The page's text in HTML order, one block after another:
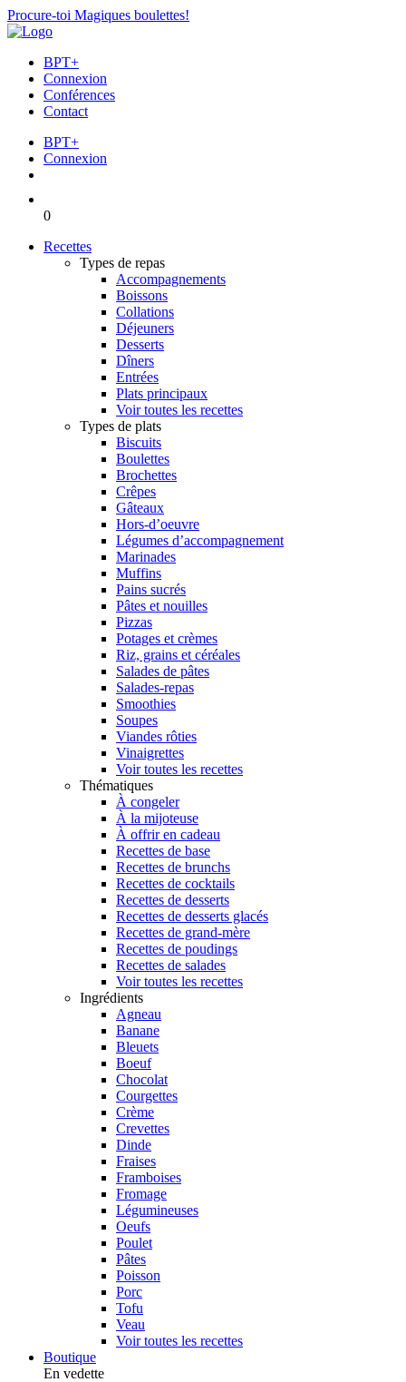
Procure-toi Magiques boulettes!
BPT+
Connexion
Conférences
Contact
BPT+
Connexion
0
Recettes
Types de repas
Accompagnements
Boissons
Collations
Déjeuners
Desserts
Dîners
Entrées
Plats principaux
Voir toutes les recettes
Types de plats
Biscuits
Boulettes
Brochettes
Crêpes
Gâteaux
Hors-d’oeuvre
Légumes d’accompagnement
Marinades
Muffins
Pains sucrés
Pâtes et nouilles
Pizzas
Potages et crèmes
Riz, grains et céréales
Salades de pâtes
Salades-repas
Smoothies
Soupes
Viandes rôties
Vinaigrettes
Voir toutes les recettes
Thématiques
À congeler
À la mijoteuse
À offrir en cadeau
Recettes de base
Recettes de brunchs
Recettes de cocktails
Recettes de desserts
Recettes de desserts glacés
Recettes de grand-mère
Recettes de poudings
Recettes de salades
Voir toutes les recettes
Ingrédients
Agneau
Banane
Bleuets
Boeuf
Chocolat
Courgettes
Crème
Crevettes
Dinde
Fraises
Framboises
Fromage
Légumineuses
Oeufs
Poulet
Pâtes
Poisson
Porc
Tofu
Veau
Voir toutes les recettes
Boutique
En vedette